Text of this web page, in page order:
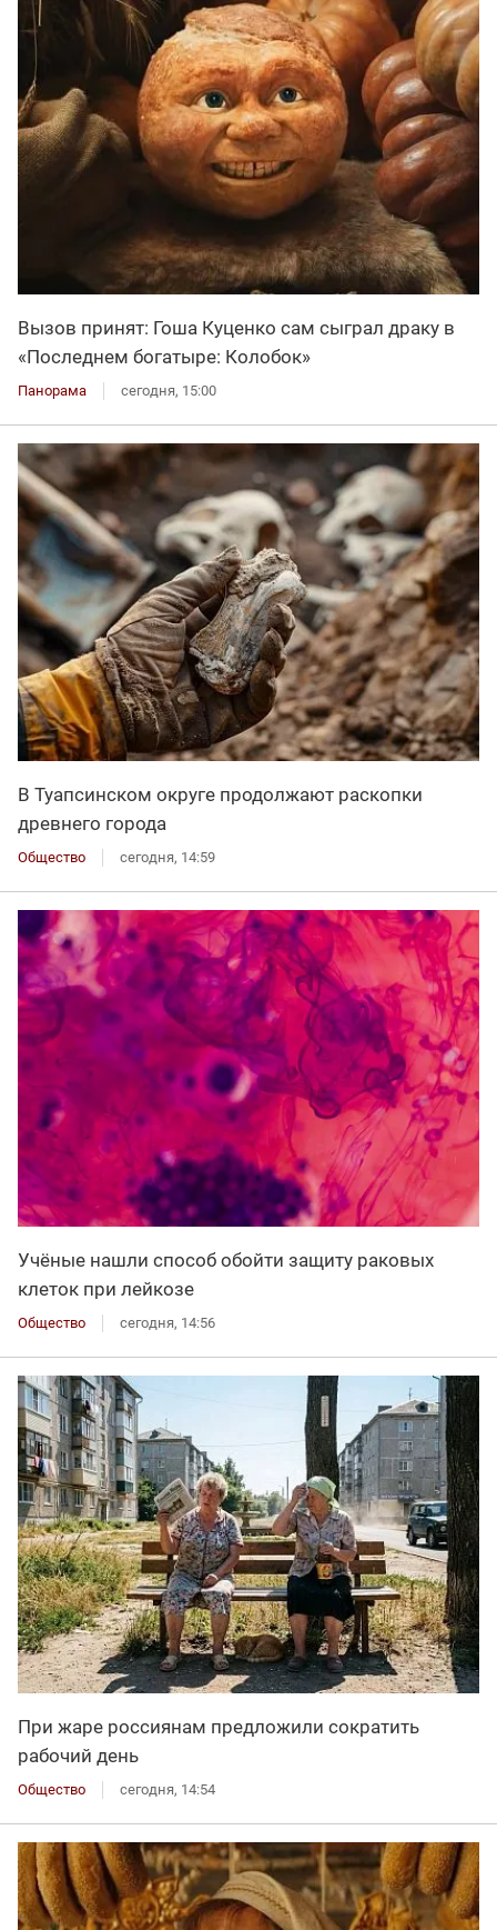
Вызов принят: Гоша Куценко сам сыграл драку в
«Последнем богатыре: Колобок»
Панорама сегодня, 15:00
В Туапсинском округе продолжают раскопки
древнего города
Общество сегодня, 14:59
Учёные нашли способ обойти защиту раковых
клеток при лейкозе
Общество сегодня, 14:56
При жаре россиянам предложили сократить
рабочий день
Общество сегодня, 14:54